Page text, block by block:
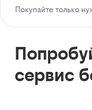
Покупайте только
сервис